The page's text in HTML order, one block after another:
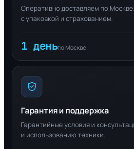
Оперативно доставляем по
с упаковкой и страхованием.
1 деньпо Москве
Гарантия и поддержка
Гарантийные условия и
и использованию техники.